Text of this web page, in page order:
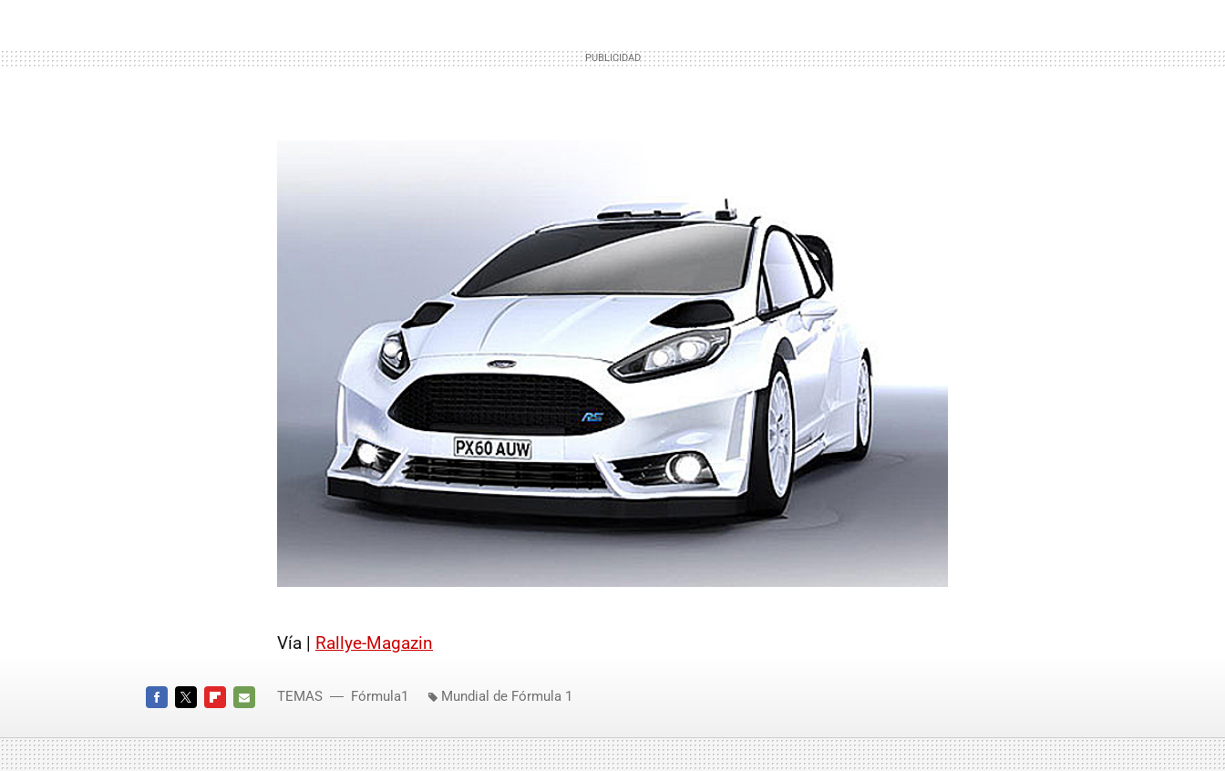
Vía | Rallye-Magazin
MAIL
TEMAS Fórmula1 Mundial de Fórmula 1